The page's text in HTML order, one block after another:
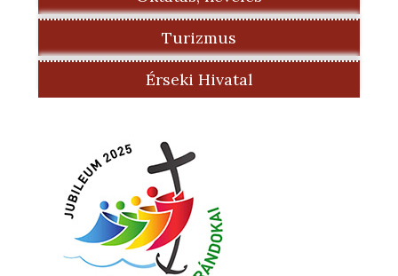
Turizmus
Érseki Hivatal